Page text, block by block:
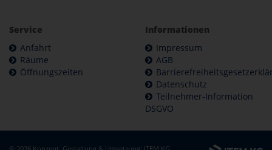
Service
Anfahrt
Räume
Öffnungszeiten
Informationen
Impressum
AGB
Datenschutz
Teilnehmer-Information
DSGVO